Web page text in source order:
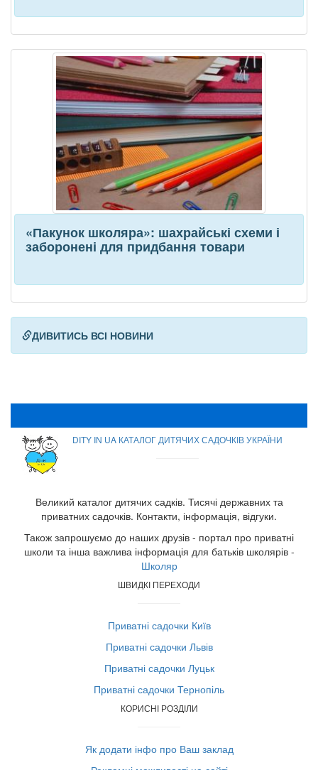
«Пакунок школяра»: шахрайські схеми і
заборонені для придбання товари
ДИВИТИСЬ ВСІ НОВИНИ
DITY IN UA КАТАЛОГ ДИТЯЧИХ САДОЧКІВ УКРАЇНИ
Великий каталог дитячих садків. Тисячі державних та
приватних садочків. Контакти, інформація, відгуки.
Також запрошуємо до наших друзів - портал про приватні
школи та інша важлива інформація для батьків школярів -
Школяр
ШВИДКІ ПЕРЕХОДИ
Приватні садочки Київ
Приватні садочки Львів
Приватні садочки Луцьк
Приватні садочки Тернопіль
КОРИСНІ РОЗДІЛИ
Як додати інфо про Ваш заклад